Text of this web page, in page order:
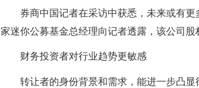
券商中国记者在采访中获悉，未来或有
家迷你公募基金总经理向记者透露，该公司股
财务投资者对行业趋势更敏感
转让者的身份背景和需求，能进一步凸显